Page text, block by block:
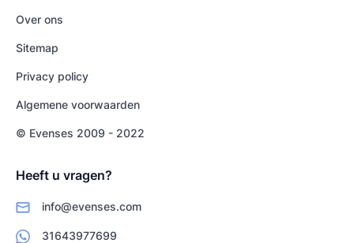
Over ons
Sitemap
Privacy policy
Algemene voorwaarden
© Evenses 2009 - 2022
Heeft u vragen?
info@evenses.com
31643977699